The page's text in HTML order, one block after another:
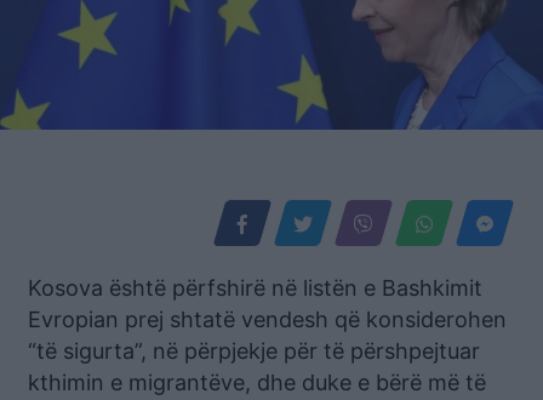
Kosova është përfshirë në listën e Bashkimit
Evropian prej shtatë vendesh që konsiderohen
“të sigurta”, në përpjekje për të përshpejtuar
kthimin e migrantëve, dhe duke e bërë më të